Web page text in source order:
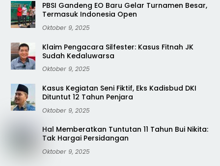
PBSI Gandeng EO Baru Gelar Turnamen Besar,
Termasuk Indonesia Open
Oktober 9, 2025
Klaim Pengacara Silfester: Kasus Fitnah JK
Sudah Kedaluwarsa
Oktober 9, 2025
Kasus Kegiatan Seni Fiktif, Eks Kadisbud DKI
Dituntut 12 Tahun Penjara
Oktober 9, 2025
Hal Memberatkan Tuntutan 11 Tahun Bui Nikita:
Tak Hargai Persidangan
Oktober 9, 2025